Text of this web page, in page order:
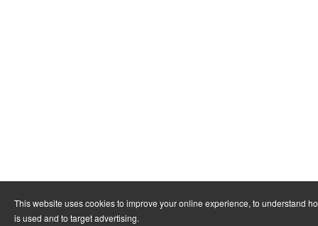
This website uses cookies to improve your online experience, to understand
is used and to target advertising.